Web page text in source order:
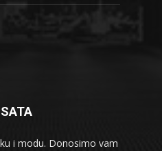
i modu. Donosimo vam